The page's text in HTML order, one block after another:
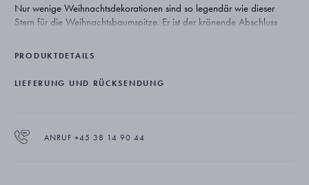
Nur wenige Weihnachtsdekorationen sind so legendär wie dieser
Stern für die Weihnachtsbaumspitze. Er ist der krönende Abschluss
Der Designer Flemming Eskildsen war 56 Jahre einer der besten
Designer bei Georg Jensen. Er begann 1952 als Lehrling im
Der Stern lässt sich mit einer Spiralhalterung an der Spitze des Baumes
PRODUKTDETAILS
LIEFERUNG UND RÜCKSENDUNG
ANRUF +45 38 14 90 44